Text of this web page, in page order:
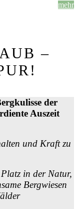
mehr
–
der
Auszeit
und Kraft zu
in der Natur,
Bergwiesen